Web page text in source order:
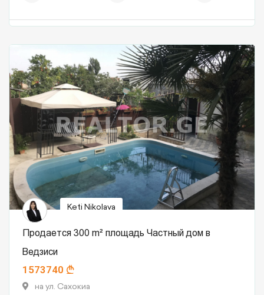
Keti Nikolava
Продается 300 m² площадь Частный дом в
Ведзиси
1573740
на ул. Сахокиа